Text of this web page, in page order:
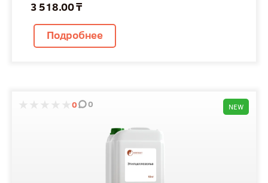
3 518.00 ₸
Подробнее
0 0 NEW